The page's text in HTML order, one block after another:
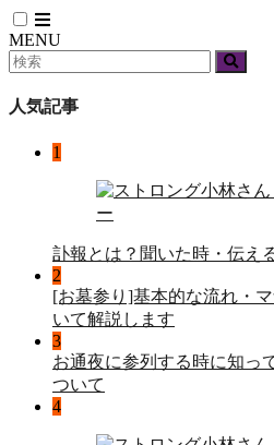
MENU
人気記事
1
訃報とは？聞いた時・伝え
2
[お墓参り]基本的な流れ・
いて解説します
3
お通夜に参列する時に知っ
ついて
4